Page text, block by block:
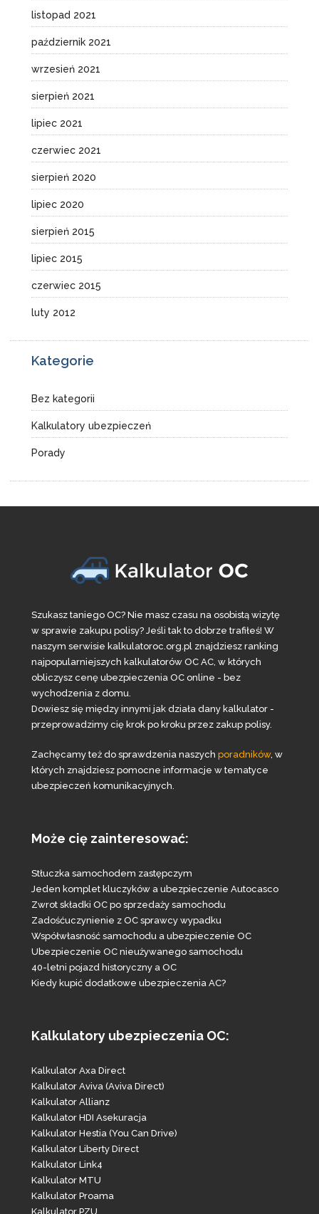
listopad 2021
październik 2021
wrzesień 2021
sierpień 2021
lipiec 2021
czerwiec 2021
sierpień 2020
lipiec 2020
sierpień 2015
lipiec 2015
czerwiec 2015
luty 2012
Kategorie
Bez kategorii
Kalkulatory ubezpieczeń
Porady
Szukasz taniego OC? Nie masz czasu na osobistą wizytę
w sprawie zakupu polisy? Jeśli tak to dobrze trafiłeś! W
naszym serwisie kalkulatoroc.org.pl znajdziesz ranking
najpopularniejszych kalkulatorów OC AC, w których
obliczysz cenę ubezpieczenia OC online - bez
wychodzenia z domu.
Dowiesz się między innymi jak działa dany kalkulator -
przeprowadzimy cię krok po kroku przez zakup polisy.
Zachęcamy też do sprawdzenia naszych poradników, w
których znajdziesz pomocne informacje w tematyce
ubezpieczeń komunikacyjnych.
Może cię zainteresować:
Stłuczka samochodem zastępczym
Jeden komplet kluczyków a ubezpieczenie Autocasco
Zwrot składki OC po sprzedaży samochodu
Zadośćuczynienie z OC sprawcy wypadku
Współwłasność samochodu a ubezpieczenie OC
Ubezpieczenie OC nieużywanego samochodu
40-letni pojazd historyczny a OC
Kiedy kupić dodatkowe ubezpieczenia AC?
Kalkulatory ubezpieczenia OC:
Kalkulator Axa Direct
Kalkulator Aviva (Aviva Direct)
Kalkulator Allianz
Kalkulator HDI Asekuracja
Kalkulator Hestia (You Can Drive)
Kalkulator Liberty Direct
Kalkulator Link4
Kalkulator MTU
Kalkulator Proama
Kalkulator PZU